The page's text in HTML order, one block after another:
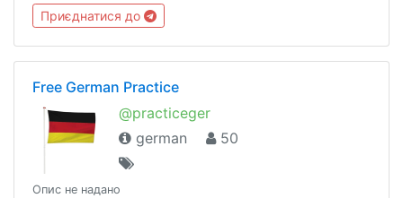
Regeln:t.me/nightlifeGermany/44Offtopic
Gruppe:https://t.me/NightlifeGermanySandbox
Приєднатися до
Free German Practice
@practiceger
german
50
Опис не надано